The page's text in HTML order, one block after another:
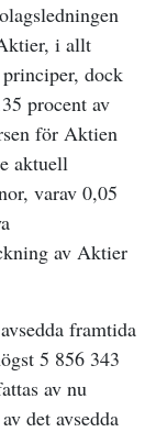
i allt
dock
procent av
för Aktien
aktuell
varav 0,05
av Aktier
framtida
5 856 343
av nu
det avsedda